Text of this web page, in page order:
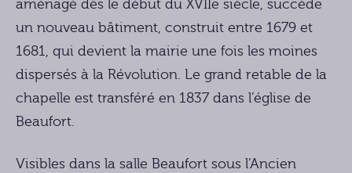
aménagé dès le début du XVIIe siècle, succède
un nouveau bâtiment, construit entre 1679 et
1681, qui devient la mairie une fois les moines
dispersés à la Révolution. Le grand retable de la
chapelle est transféré en 1837 dans l’église de
Beaufort.
Visibles dans la salle Beaufort sous l’Ancien